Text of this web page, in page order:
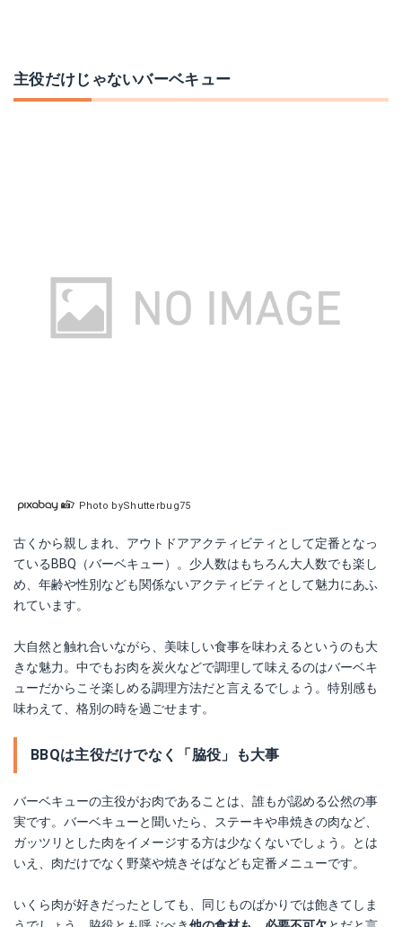
主役だけじゃないバーベキュー
Photo byShutterbug75
古くから親しまれ、アウトドアアクティビティとして定番となっ
ているBBQ（バーベキュー）。少人数はもちろん大人数でも楽し
め、年齢や性別なども関係ないアクティビティとして魅力にあふ
れています。
大自然と触れ合いながら、美味しい食事を味わえるというのも大
きな魅力。中でもお肉を炭火などで調理して味えるのはバーベキ
ューだからこそ楽しめる調理方法だと言えるでしょう。特別感も
味わえて、格別の時を過ごせます。
BBQは主役だけでなく「脇役」も大事
バーベキューの主役がお肉であることは、誰もが認める公然の事
実です。バーベキューと聞いたら、ステーキや串焼きの肉など、
ガッツリとした肉をイメージする方は少なくないでしょう。とは
いえ、肉だけでなく野菜や焼きそばなども定番メニューです。
いくら肉が好きだったとしても、同じものばかりでは飽きてしま